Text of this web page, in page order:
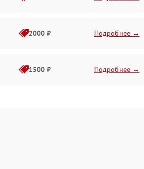
2000 ₽ Подробнее →
1500 ₽ Подробнее →